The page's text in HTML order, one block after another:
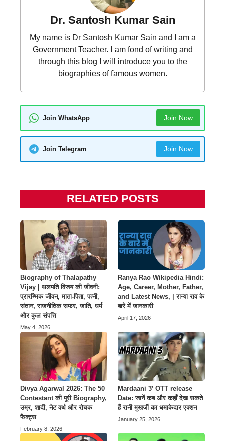
Dr. Santosh Kumar Sain
My name is Dr Santosh Kumar Sain and I am a
Government Teacher. I am fond of writing and
through this blog I will introduce you to the
biographies of famous women.
Join WhatsApp Join Now
Join Telegram Join Now
RELATED POSTS
Biography of Thalapathy
Vijay | थलपति विजय की जीवनी:
प्रारम्भिक जीवन, माता-पिता, पत्नी,
संतान, राजनीतिक सफर, जाति, धर्म
और कुल संपत्ति
May 4, 2026
Ranya Rao Wikipedia Hindi:
Age, Career, Mother, Father,
and Latest News, | रान्या राव के
बारे में जानकारी
April 17, 2026
Divya Agarwal 2026: The 50
Contestant की पूरी Biography,
उम्र, शादी, नेट वर्थ और रोचक
फैक्ट्स
February 8, 2026
Mardaani 3’ OTT release
Date: जानें कब और कहाँ देख सकते
हैं रानी मुखर्जी का धमाकेदार एक्शन
January 25, 2026